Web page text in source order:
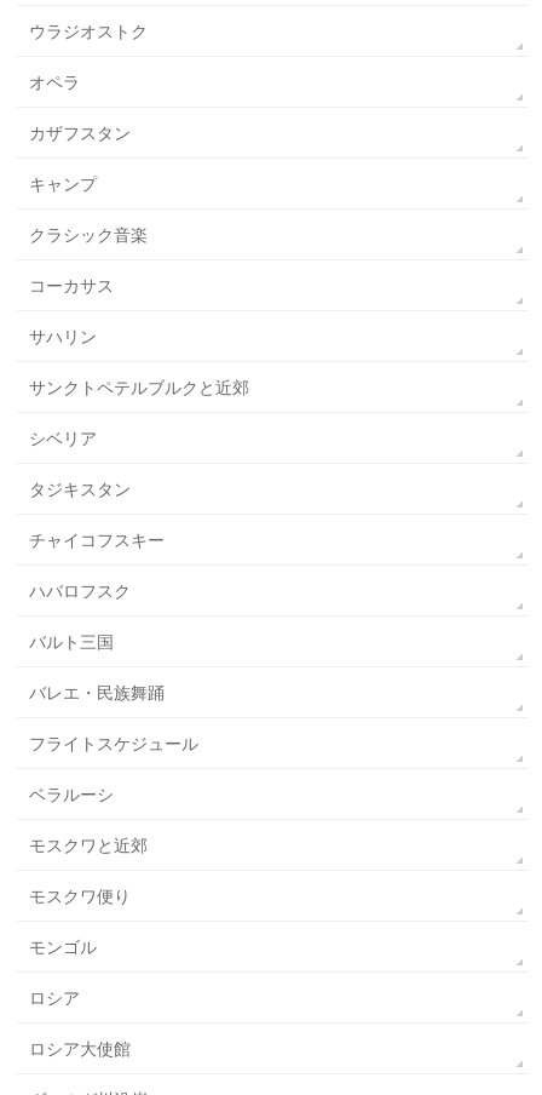
ウラジオストク
オペラ
カザフスタン
キャンプ
クラシック音楽
コーカサス
サハリン
サンクトペテルブルクと近郊
シベリア
タジキスタン
チャイコフスキー
ハバロフスク
バルト三国
バレエ・民族舞踊
フライトスケジュール
ベラルーシ
モスクワと近郊
モスクワ便り
モンゴル
ロシア
ロシア大使館